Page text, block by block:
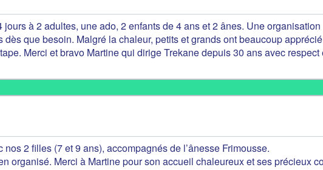
à 2 adultes, une ado, 2 enfants de 4 ans et 2 ânes. Une
que besoin. Malgré la chaleur, petits et grands ont beaucoup
Merci et bravo Martine qui dirige Trekane depuis 30 ans avec
2 filles (7 et 9 ans), accompagnés de l’ânesse Frimousse.
organisé. Merci à Martine pour son accueil chaleureux et ses précieux